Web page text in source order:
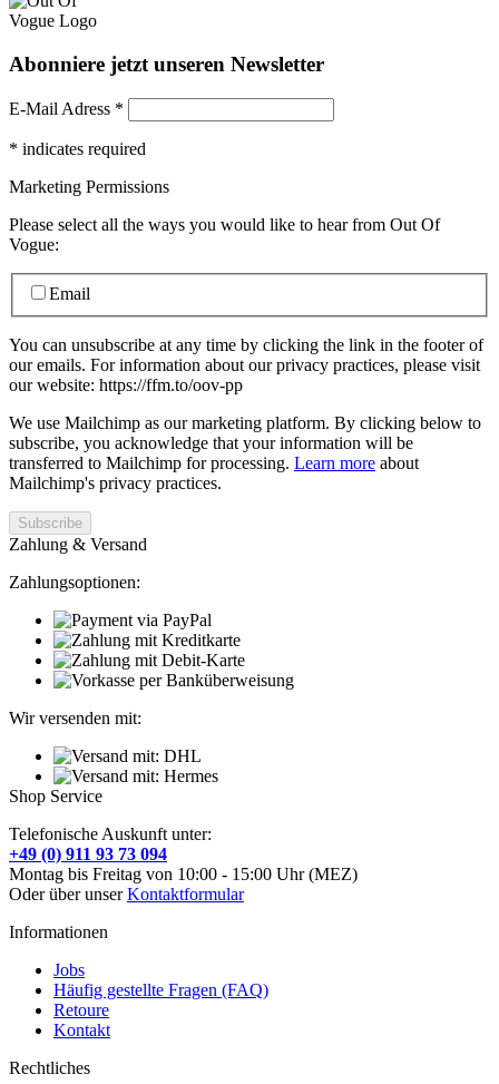
Abonniere jetzt unseren Newsletter
E-Mail Adress *
* indicates required
Marketing Permissions
Please select all the ways you would like to hear from Out Of
Vogue:
Email
You can unsubscribe at any time by clicking the link in the footer of
our emails. For information about our privacy practices, please visit
our website: https://ffm.to/oov-pp
We use Mailchimp as our marketing platform. By clicking below to
subscribe, you acknowledge that your information will be
transferred to Mailchimp for processing. Learn more about
Mailchimp's privacy practices.
Zahlung & Versand
Zahlungsoptionen:
Wir versenden mit:
Shop Service
Telefonische Auskunft unter:
+49 (0) 911 93 73 094
Montag bis Freitag von 10:00 - 15:00 Uhr (MEZ)
Oder über unserKontaktformular
Informationen
Jobs
Häufig gestellte Fragen (FAQ)
Retoure
Kontakt
Rechtliches